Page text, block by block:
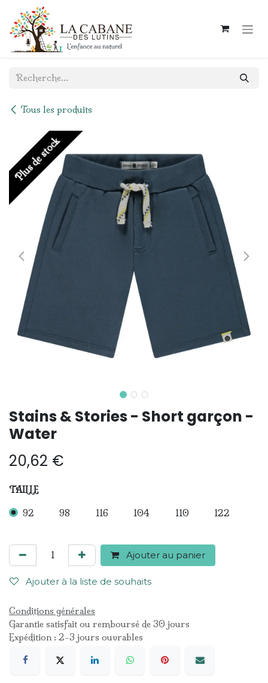
Se rendre au contenu
Tous les produits
Plus de stock
Stains & Stories - Short garçon -
Water
20,62 €
TAILLE
92 98 116 104 110 122
Ajouter au panier
Ajouter à la liste de souhaits
Conditions générales
Garantie satisfait ou remboursé de 30 jours
Expédition : 2-3 jours ouvrables